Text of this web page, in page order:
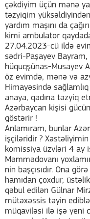
çəkdiyim üçün mənə
təzyiqim
yardım maşını da
kimi ambulator
27.04.2023-cü ildə
sədri-Paşayev Bayram,
hüquqşünas-Musayev
öz evimdə, mənə və
Himayəsində
anaya, qadına təzyiq
Azərbaycan kişisi
göstərir !
Anlamıram, bunlar
işçiləridir ?
komissiya üzvləri 4 ay
Məmmədovanı
nin başçısıdır. Ona
hamıdan çoxdur,
qəbul edilən Gülnar
mütəxəssis təyin
müqaviləsi ilə işə yeni